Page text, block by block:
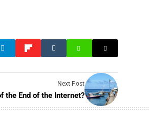
Next Post
the End of the Internet?